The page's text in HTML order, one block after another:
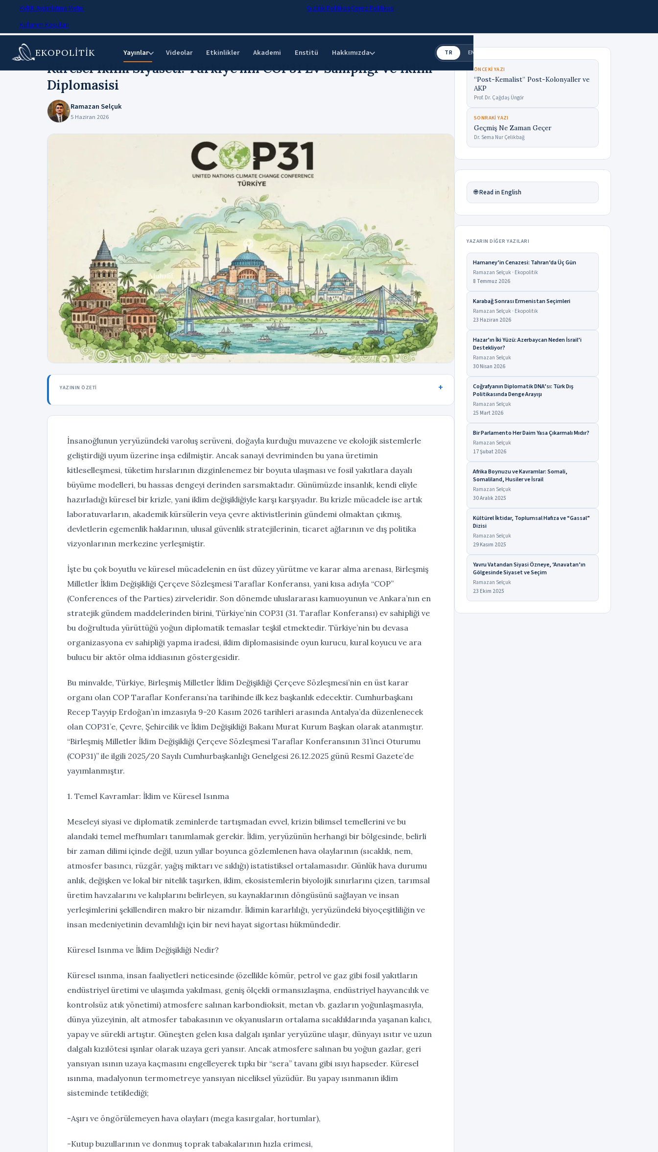
EKOPOLİTİK Yayınlar⌄ Videolar Etkinlikler Akademi Enstitü Hakkımızda⌄ TR EN
Ana Sayfa Makaleler
Küresel İklim Siyaseti: Türkiye’nin COP31 Ev Sahipliği ve İklim
Diplomasisi
Ramazan Selçuk
5 Haziran 2026
YAZININ ÖZETI
İnsanoğlunun yeryüzündeki varoluş serüveni, doğayla kurduğu muvazene ve ekolojik sistemlerle
geliştirdiği uyum üzerine inşa edilmiştir. Ancak sanayi devriminden bu yana üretimin
kitleselleşmesi, tüketim hırslarının dizginlenemez bir boyuta ulaşması ve fosil yakıtlara dayalı
büyüme modelleri, bu hassas dengeyi derinden sarsmaktadır. Günümüzde insanlık, kendi eliyle
hazırladığı küresel bir krizle, yani iklim değişikliğiyle karşı karşıyadır. Bu krizle mücadele ise artık
laboratuvarların, akademik kürsülerin veya çevre aktivistlerinin gündemi olmaktan çıkmış,
devletlerin egemenlik haklarının, ulusal güvenlik stratejilerinin, ticaret ağlarının ve dış politika
vizyonlarının merkezine yerleşmiştir.
İşte bu çok boyutlu ve küresel mücadelenin en üst düzey yürütme ve karar alma arenası, Birleşmiş
Milletler İklim Değişikliği Çerçeve Sözleşmesi Taraflar Konferansı, yani kısa adıyla “COP”
(Conferences of the Parties) zirveleridir. Son dönemde uluslararası kamuoyunun ve Ankara’nın en
stratejik gündem maddelerinden birini, Türkiye’nin COP31 (31. Taraflar Konferansı) ev sahipliği ve
bu doğrultuda yürüttüğü yoğun diplomatik temaslar teşkil etmektedir. Türkiye’nin bu devasa
organizasyona ev sahipliği yapma iradesi, iklim diplomasisinde oyun kurucu, kural koyucu ve ara
bulucu bir aktör olma iddiasının göstergesidir.
Bu minvalde, Türkiye, Birleşmiş Milletler İklim Değişikliği Çerçeve Sözleşmesi’nin en üst karar
organı olan COP Taraflar Konferansı’na tarihinde ilk kez başkanlık edecektir. Cumhurbaşkanı
Recep Tayyip Erdoğan’ın imzasıyla 9-20 Kasım 2026 tarihleri arasında Antalya’da düzenlenecek
olan COP31’e, Çevre, Şehircilik ve İklim Değişikliği Bakanı Murat Kurum Başkan olarak atanmıştır.
“Birleşmiş Milletler İklim Değişikliği Çerçeve Sözleşmesi Taraflar Konferansının 31’inci Oturumu
(COP31)” ile ilgili 2025/20 Sayılı Cumhurbaşkanlığı Genelgesi 26.12.2025 günü Resmî Gazete’de
yayımlanmıştır.
1. Temel Kavramlar: İklim ve Küresel Isınma
Meseleyi siyasi ve diplomatik zeminlerde tartışmadan evvel, krizin bilimsel temellerini ve bu
alandaki temel mefhumları tanımlamak gerekir. İklim, yeryüzünün herhangi bir bölgesinde, belirli
bir zaman dilimi içinde değil, uzun yıllar boyunca gözlemlenen hava olaylarının (sıcaklık, nem,
atmosfer basıncı, rüzgâr, yağış miktarı ve sıklığı) istatistiksel ortalamasıdır. Günlük hava durumu
anlık, değişken ve lokal bir nitelik taşırken, iklim, ekosistemlerin biyolojik sınırlarını çizen, tarımsal
üretim havzalarını ve kalıplarını belirleyen, su kaynaklarının döngüsünü sağlayan ve insan
yerleşimlerini şekillendiren makro bir nizamdır. İklimin kararlılığı, yeryüzündeki biyoçeşitliliğin ve
insan medeniyetinin devamlılığı için bir nevi hayat sigortası hükmündedir.
Küresel Isınma ve İklim Değişikliği Nedir?
Küresel ısınma, insan faaliyetleri neticesinde (özellikle kömür, petrol ve gaz gibi fosil yakıtların
endüstriyel üretimi ve ulaşımda yakılması, geniş ölçekli ormansızlaşma, endüstriyel hayvancılık ve
kontrolsüz atık yönetimi) atmosfere salınan karbondioksit, metan vb. gazların yoğunlaşmasıyla,
dünya yüzeyinin, alt atmosfer tabakasının ve okyanusların ortalama sıcaklıklarında yaşanan kalıcı,
yapay ve sürekli artıştır. Güneşten gelen kısa dalgalı ışınlar yeryüzüne ulaşır, dünyayı ısıtır ve uzun
dalgalı kızılötesi ışınlar olarak uzaya geri yansır. Ancak atmosfere salınan bu yoğun gazlar, geri
yansıyan ısının uzaya kaçmasını engelleyerek tıpkı bir “sera” tavanı gibi ısıyı hapseder. Küresel
ısınma, madalyonun termometreye yansıyan niceliksel yüzüdür. Bu yapay ısınmanın iklim
sisteminde tetiklediği;
-Aşırı ve öngörülemeyen hava olayları (mega kasırgalar, hortumlar),
-Kutup buzullarının ve donmuş toprak tabakalarının hızla erimesi,
ÖNCEKI YAZI
“Post-Kemalist” Post-Kolonyaller ve
AKP
Prof. Dr. Çağdaş Üngör
SONRAKI YAZI
Geçmiş Ne Zaman Geçer
Dr. Sema Nur Çelikbağ
🌐 Read in English
YAZARIN DIĞER YAZILARI
Hamaney’in Cenazesi: Tahran’da Üç Gün
Ramazan Selçuk · Ekopolitik
8 Temmuz 2026
Karabağ Sonrası Ermenistan Seçimleri
Ramazan Selçuk · Ekopolitik
23 Haziran 2026
Hazar’ın İki Yüzü: Azerbaycan Neden İsrail’i
Destekliyor?
Ramazan Selçuk
30 Nisan 2026
Coğrafyanın Diplomatik DNA’sı: Türk Dış
Politikasında Denge Arayışı
Ramazan Selçuk
25 Mart 2026
Bir Parlamento Her Daim Yasa Çıkarmalı Mıdır?
Ramazan Selçuk
17 Şubat 2026
Afrika Boynuzu ve Kavramlar: Somali,
Somaliland, Husiler ve İsrail
Ramazan Selçuk
30 Aralık 2025
Kültürel İktidar, Toplumsal Hafıza ve “Gassal”
Dizisi
Ramazan Selçuk
29 Kasım 2025
Yavru Vatandan Siyasi Özneye, ‘Anavatan’ın
Gölgesinde Siyaset ve Seçim
Ramazan Selçuk
23 Ekim 2025
KVKK Aydınlatma Metni Gizlilik PolitikasıÇerez Politikası
Kullanım Koşulları